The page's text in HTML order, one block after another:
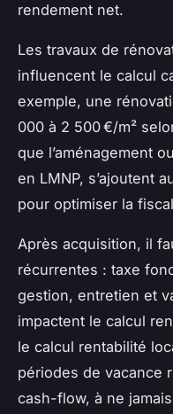
rendement net.
Les travaux de
influencent le calcul
exemple, une
000 à 2 500 €/m²
que l’aménagement
en LMNP, s’ajoutent
pour optimiser la
Après acquisition, il
récurrentes : taxe
gestion, entretien et
impactent le calcul
le calcul rentabilité
périodes de vacance
cash-flow, à ne